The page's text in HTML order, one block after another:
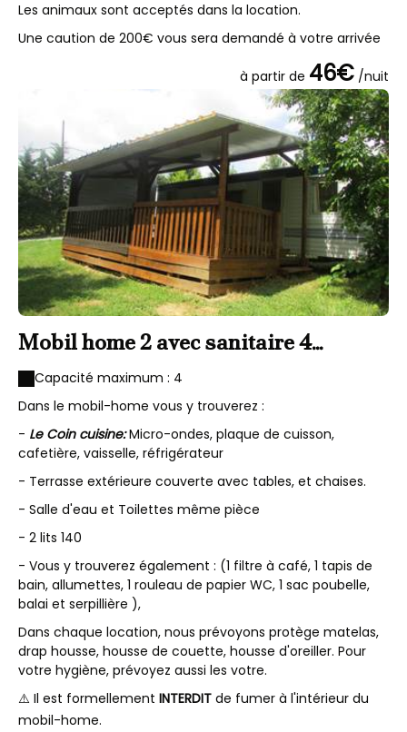
Les animaux sont acceptés dans la location.
Une caution de 200€ vous sera demandé à votre arrivée
à partir de 46€ /nuit
Mobil home 2 avec sanitaire 4
personnes
Capacité maximum : 4
Dans le mobil-home vous y trouverez :
- Le Coin cuisine:Micro-ondes, plaque de cuisson,
cafetière, vaisselle, réfrigérateur
- Terrasse extérieure couverte avec tables, et chaises.
- Salle d'eau et Toilettes même pièce
- 2 lits 140
- Vous y trouverez également : (1 filtre à café, 1 tapis de
bain, allumettes, 1 rouleau de papier WC, 1 sac poubelle,
balai et serpillière ),
Dans chaque location, nous prévoyons protège matelas,
drap housse, housse de couette, housse d'oreiller. Pour
votre hygiène, prévoyez aussi les votre.
⚠️ Il est formellement INTERDIT de fumer à l'intérieur du
mobil-home.